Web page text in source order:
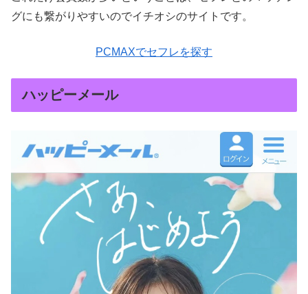
グにも繋がりやすいのでイチオシのサイトです。
PCMAXでセフレを探す
ハッピーメール